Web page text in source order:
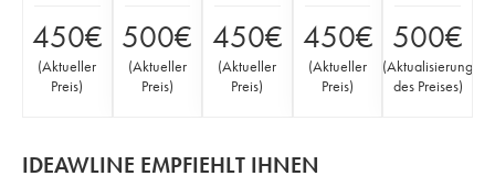
450€
(Aktueller
Preis)
500€
(Aktueller
Preis)
450€
(Aktueller
Preis)
450€
(Aktueller
Preis)
500€
(Aktualisierung
des Preises)
IDEAWLINE EMPFIEHLT IHNEN